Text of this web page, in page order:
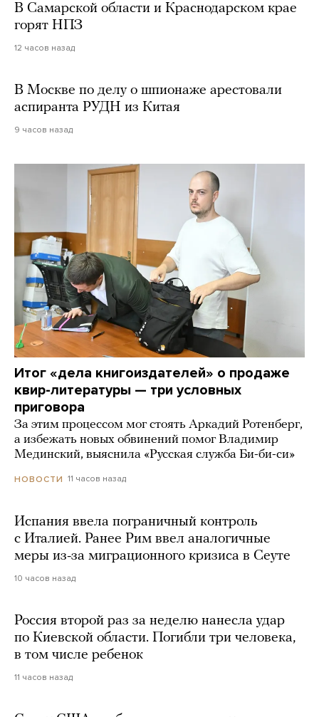
В Самарской области и Краснодарском крае
горят НПЗ
12 часов назад
В Москве по делу о шпионаже арестовали
аспиранта РУДН из Китая
9 часов назад
Итог «дела книгоиздателей» о продаже
квир-литературы — три условных
приговора
За этим процессом мог стоять Аркадий Ротенберг,
а избежать новых обвинений помог Владимир
Мединский, выяснила «Русская служба Би-би-си»
НОВОСТИ 11 часов назад
Испания ввела пограничный контроль
с Италией. Ранее Рим ввел аналогичные
меры из-за миграционного кризиса в Сеуте
10 часов назад
Россия второй раз за неделю нанесла удар
по Киевской области. Погибли три человека,
в том числе ребенок
11 часов назад